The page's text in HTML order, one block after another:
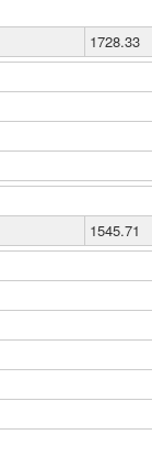
1728.33
1545.71